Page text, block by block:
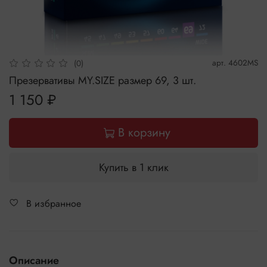
(0) арт. 4602MS
Презервативы MY.SIZE размер 69, 3 шт.
1 150 ₽
В корзину
Купить в 1 клик
В избранное
Описание